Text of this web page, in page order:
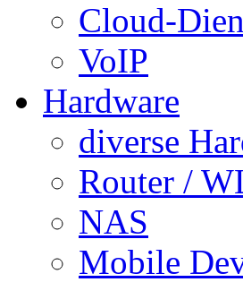
Cloud-
VoIP
Hardware
diverse
Router /
NAS
Mobile